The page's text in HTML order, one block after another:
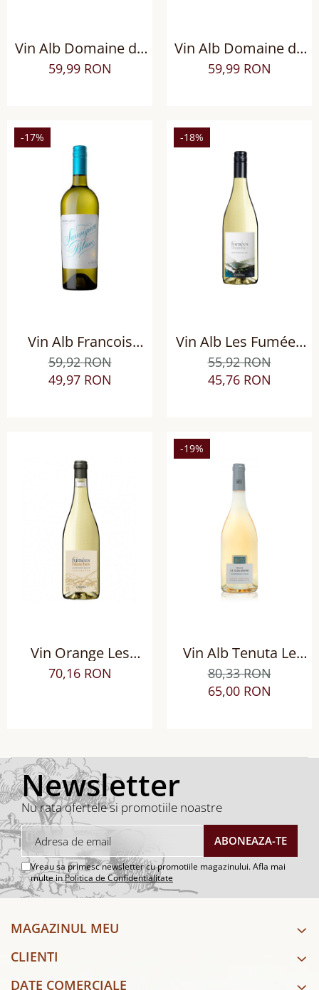
Vin Alb Domaine de
Targuerie Blanc Bio,
sec
59,99 RON
Vin Alb Domaine de
Targuerie Blanc
Selection Tardive,
59,99 RON
-17%
Vin Alb Francois
Lurton Bordeaux
Sauvignon Blanc, sec
59,92 RON
49,97 RON
-18%
Vin Alb Les Fumées
Blanches Sauvignon
Blanc sec
55,92 RON
45,76 RON
Vin Orange Les
Fumées Blanches
Sauvignon Blanc sec
70,16 RON
-19%
Vin Alb Tenuta Le
Colonne Vermentino,
Sec
80,33 RON
65,00 RON
Newsletter
Nu rata ofertele si promotiile noastre
Vreau sa primesc newsletter cu promotiile magazinului. Afla mai
multe inPolitica de Confidentialitate
MAGAZINUL MEU
CLIENTI
DATE COMERCIALE